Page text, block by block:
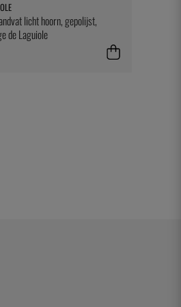
licht hoorn, gepolijst,
de Laguiole